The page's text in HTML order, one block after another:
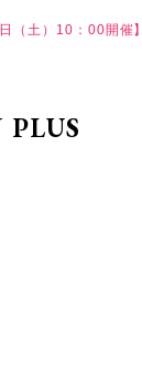
（土）10：00開催】